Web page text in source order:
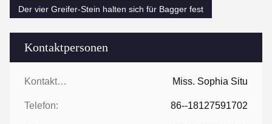
Kontaktpersonen
Kontaktpersonen: Miss. Sophia Situ
Telefon: 86--18127591702
Der vier Greifer-Stein halten sich für Bagger fest